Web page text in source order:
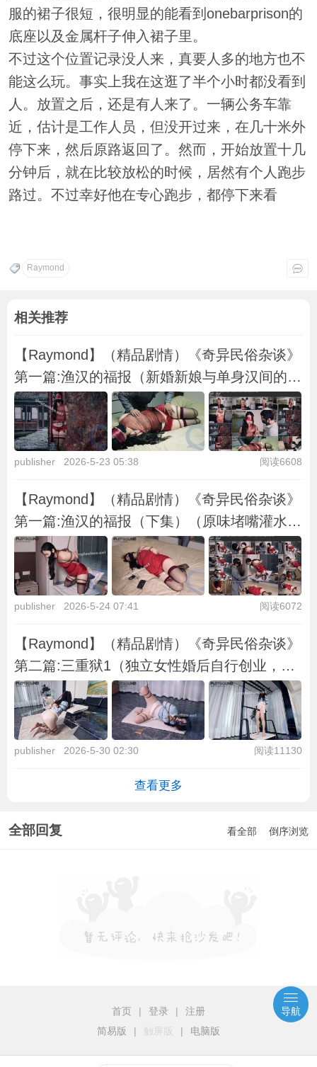
服的裙子很短，很明显的能看到onebarprison的
底座以及金属杆子伸入裙子里。
不过这个位置记录没人来，真要人多的地方也不
能这么玩。事实上我在这逛了半个小时都没看到
人。放置之后，还是有人来了。一辆公务车靠
近，估计是工作人员，但没开过来，在几十米外
停下来，然后原路返回了。然而，开始放置十几
分钟后，就在比较放松的时候，居然有个人跑步
路过。不过幸好他在专心跑步，都停下来看
Raymond
相关推荐
【Raymond】（精品剧情）《奇异民俗杂谈》
第一篇:渔汉的福报（新婚新娘与单身汉间的互
利互惠）
publisher 2026-5-23 05:38 阅读6608
【Raymond】（精品剧情）《奇异民俗杂谈》
第一篇:渔汉的福报（下集）（原味堵嘴灌水/
夹鼻子迫使用嘴吸气/电击刺轮/失禁/清洗/驷马
+电击放置）
publisher 2026-5-24 07:41 阅读6072
【Raymond】（精品剧情）《奇异民俗杂谈》
第二篇:三重狱1（独立女性婚后自行创业，却
被村民冤枉成不守妇道，被执行族规以惩戒和
驯化）
publisher 2026-5-30 02:30 阅读11130
查看更多
全部回复 看全部 倒序浏览
首页 | 登录 |
注册
简易版
| 触屏版 | 电脑版
导航